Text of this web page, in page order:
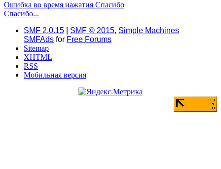
Ошибка во время нажатия Спасибо
Спасибо...
SMF 2.0.15
SMF © 2015, Simple Machines
SMFAds for Free Forums
Sitemap
XHTML
RSS
Мобильная версия